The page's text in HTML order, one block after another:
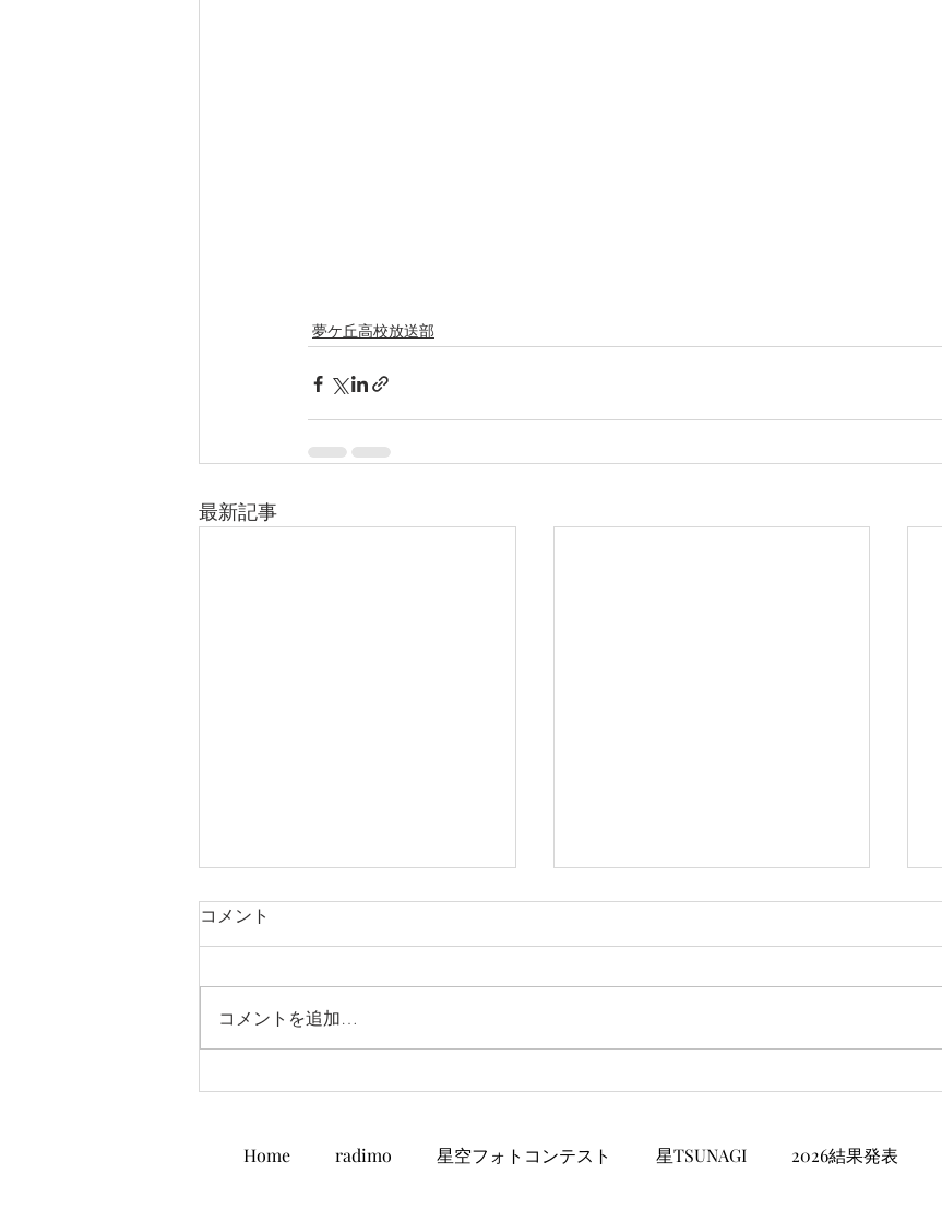
夢ケ丘高校放送部
最新記事
夢ケ丘高校放送部！！
伊東ふれあい歌謡局28【夢ヶ
コメント
コメントを追加…
Home radimo 星空フォトコンテスト 星TSUNAGI 2026結果発表